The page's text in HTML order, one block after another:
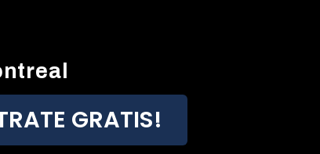
GRATIS!